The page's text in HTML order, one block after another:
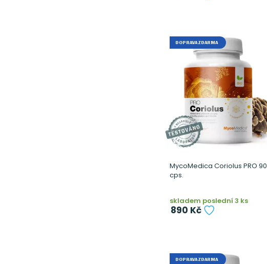
DOPRAVA ZDARMA
MycoMedica Coriolus PRO 90
cps.
skladem poslední 3 ks
890 Kč
DOPRAVA ZDARMA